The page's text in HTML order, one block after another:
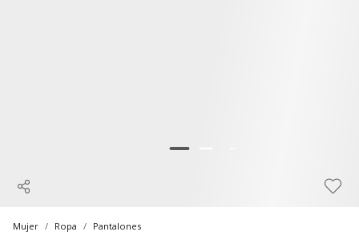
Mujer Ropa Pantalones